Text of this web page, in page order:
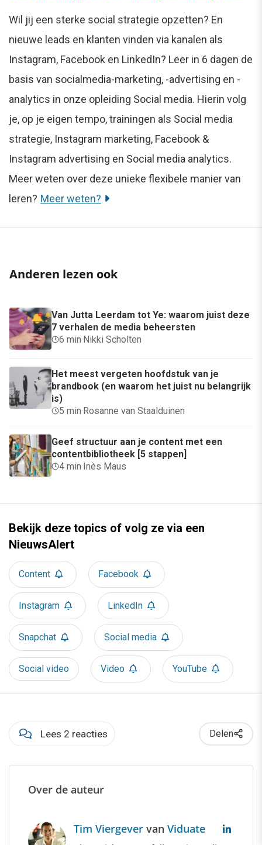
Wil jij een sterke social strategie opzetten? En
nieuwe leads en klanten vinden via kanalen als
Instagram, Facebook en LinkedIn? Leer in 6 dagen de
basis van socialmedia-marketing, -advertising en -
analytics in onze opleiding Social media. Hierin volg
je, op je eigen tempo, trainingen als Social media
strategie, Instagram marketing, Facebook &
Instagram advertising en Social media analytics.
Meer weten over deze unieke flexibele manier van
leren? Meer weten?
Anderen lezen ook
Van Jutta Leerdam tot Ye: waarom juist deze
7 verhalen de media beheersten
6 min·Nikki Scholten
Het meest vergeten hoofdstuk van je
brandbook (en waarom het juist nu belangrijk
is)
5 min·Rosanne van Staalduinen
Geef structuur aan je content met een
contentbibliotheek [5 stappen]
4 min·Inès Maus
Bekijk deze topics of volg ze via een
NieuwsAlert
Content Facebook
Instagram LinkedIn
Snapchat Social media
Social video Video YouTube
Lees 2 reacties Delen
Over de auteur
Tim Viergever van Viduate